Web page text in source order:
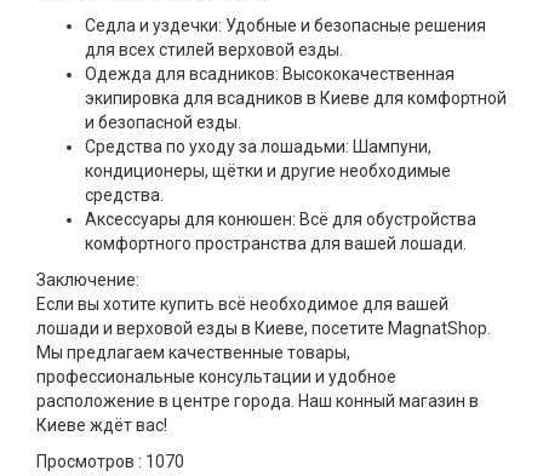
Седла и уздечки: Удобные и безопасные решения
для всех стилей верховой езды.
Одежда для всадников: Высококачественная
экипировка для всадников в Киеве для комфортной
и безопасной езды.
Средства по уходу за лошадьми: Шампуни,
кондиционеры, щётки и другие необходимые
средства.
Аксессуары для конюшен: Всё для обустройства
комфортного пространства для вашей лошади.
Заключение:
Если вы хотите купить всё необходимое для вашей
лошади и верховой езды в Киеве, посетите MagnatShop.
Мы предлагаем качественные товары,
профессиональные консультации и удобное
расположение в центре города. Наш конный магазин в
Киеве ждёт вас!
Просмотров : 1070